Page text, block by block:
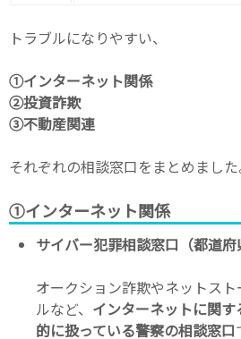
トラブルになりやすい、
①インターネット関係
②投資詐欺
③不動産関連
それぞれの相談窓口をまとめました
①インターネット関係
サイバー犯罪相談窓口（都道府
オークション詐欺やネットス
ルなど、 インターネットに関
的に扱っている警察の相談窓口